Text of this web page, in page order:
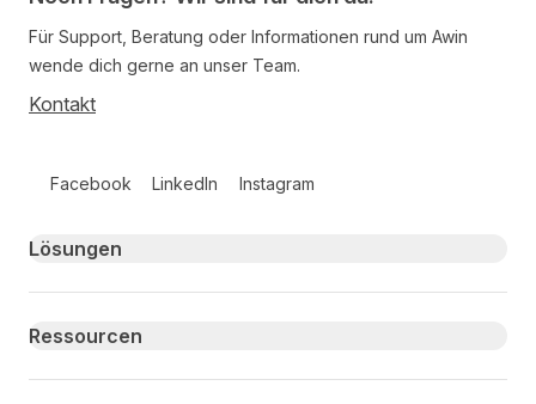
Für Support, Beratung oder Informationen rund um Awin
wende dich gerne an unser Team.
Kontakt
Facebook LinkedIn Instagram
Primary footer navigation
Lösungen
Ressourcen